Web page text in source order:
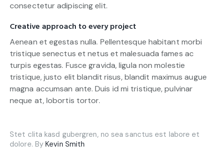
consectetur adipiscing elit.
Creative approach to every project
Aenean et egestas nulla. Pellentesque habitant morbi
tristique senectus et netus et malesuada fames ac
turpis egestas. Fusce gravida, ligula non molestie
tristique, justo elit blandit risus, blandit maximus augue
magna accumsan ante. Duis id mi tristique, pulvinar
neque at, lobortis tortor.
Stet clita kasd gubergren, no sea sanctus est labore et
dolore. ByKevin Smith